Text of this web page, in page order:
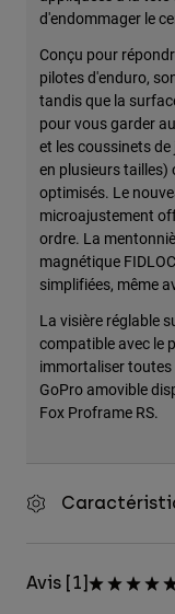
d'endommager le
Conçu pour
pilotes d'enduro,
tandis que la
pour vous garder
et les coussinets
en plusieurs
optimisés. Le
microajustement
ordre. La
magnétique
simplifiées, même
La visière réglable
compatible avec le
immortaliser
GoPro amovible
Fox Proframe RS.
Avis [1]